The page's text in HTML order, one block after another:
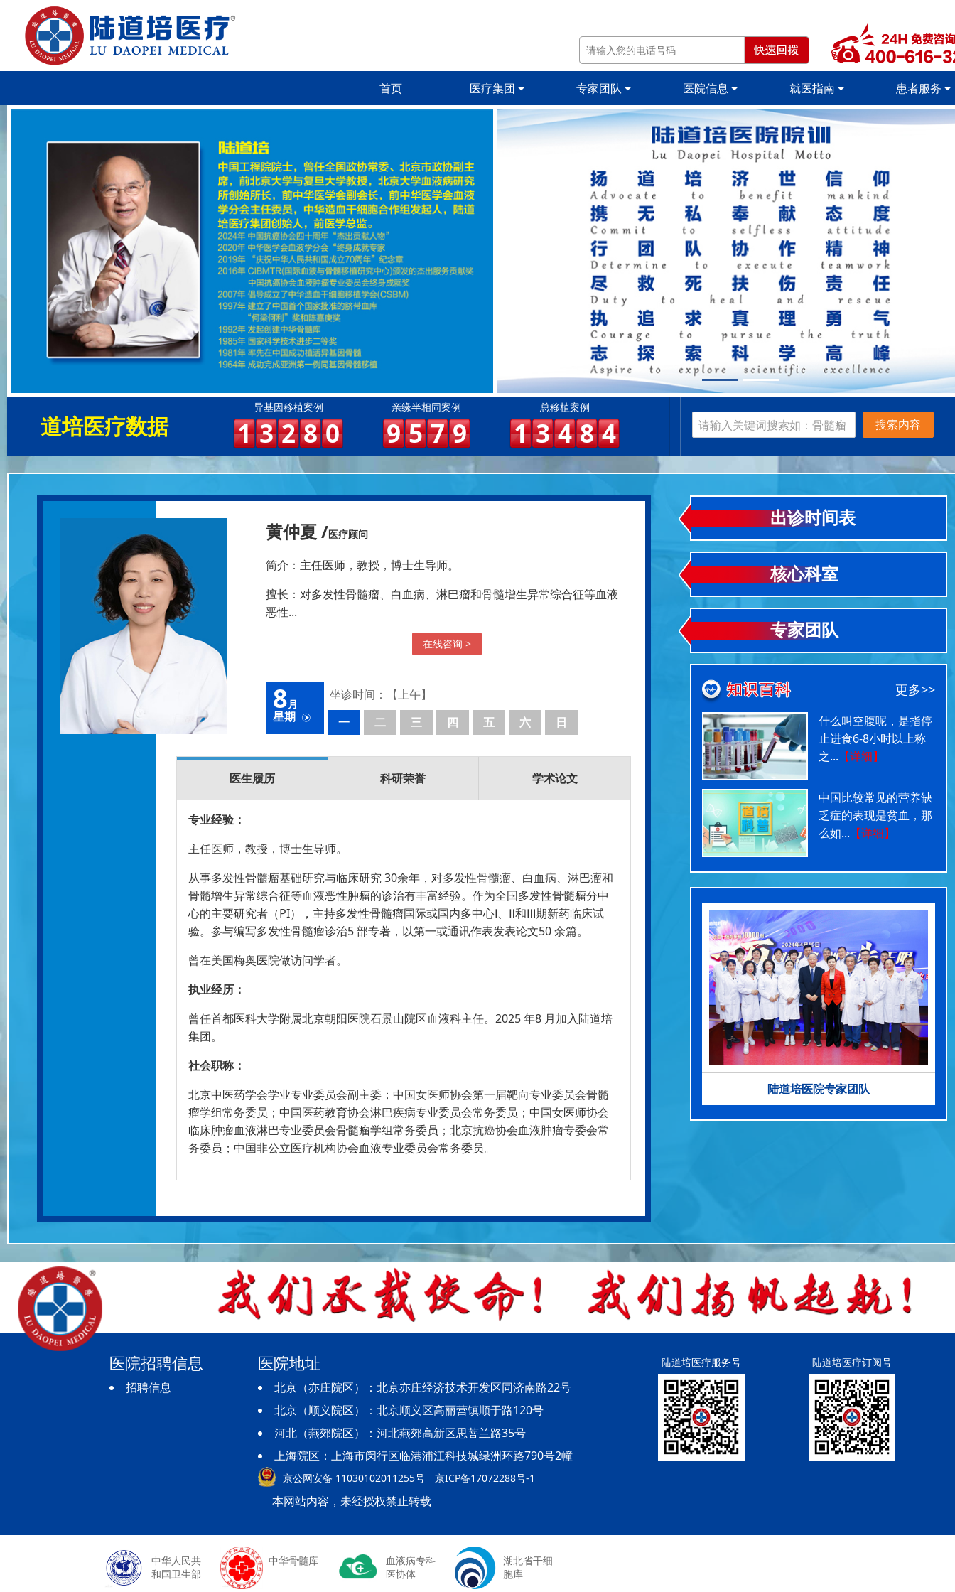
首页 医疗集团 专家团队 医院信息 就医指南 患者服务
道培医疗数据
异基因移植案例
1 3 2 8 0
亲缘半相同案例
9 5 7 9
总移植案例
1 3 4 8 4 搜索内容
黄仲夏 /医疗顾问
简介： 主任医师，教授，博士生导师。
擅长： 对多发性骨髓瘤、白血病、淋巴瘤和骨髓增生异常综合征等血液
恶性...
在线咨询 >
8月
星期 一 二 三 四 五 六 日
坐诊时间：【上午】
医生履历 科研荣誉 学术论文
专业经验：
主任医师，教授，博士生导师。
从事多发性骨髓瘤基础研究与临床研究 30余年，对多发性骨髓瘤、白血病、淋巴瘤和
骨髓增生异常综合征等血液恶性肿瘤的诊治有丰富经验。作为全国多发性骨髓瘤分中
心的主要研究者（PI），主持多发性骨髓瘤国际或国内多中心Ⅰ、Ⅱ和Ⅲ期新药临床试
验。参与编写多发性骨髓瘤诊治5 部专著，以第一或通讯作表发表论文50 余篇。
曾在美国梅奥医院做访问学者。
执业经历：
曾任首都医科大学附属北京朝阳医院石景山院区血液科主任。2025 年8 月加入陆道培
集团。
社会职称：
北京中医药学会学业专业委员会副主委；中国女医师协会第一届靶向专业委员会骨髓
瘤学组常务委员；中国医药教育协会淋巴疾病专业委员会常务委员；中国女医师协会
临床肿瘤血液淋巴专业委员会骨髓瘤学组常务委员；北京抗癌协会血液肿瘤专委会常
务委员；中国非公立医疗机构协会血液专业委员会常务委员。
出诊时间表
核心科室
专家团队
更多>>
什么叫空腹呢，是指停
止进食6-8小时以上称
之... 【详细】
中国比较常见的营养缺
乏症的表现是贫血，那
么如... 【详细】
陆道培医院专家团队
医院招聘信息
招聘信息
医院地址
北京（亦庄院区）：北京亦庄经济技术开发区同济南路22号
北京（顺义院区）：北京顺义区高丽营镇顺于路120号
河北（燕郊院区）：河北燕郊高新区思菩兰路35号
上海院区：上海市闵行区临港浦江科技城绿洲环路790号2幢
京公网安备 11030102011255号 京ICP备17072288号-1
本网站内容，未经授权禁止转载
陆道培医疗服务号 陆道培医疗订阅号
中华人民共
和国卫生部
中华骨髓库
血液病专科
医协体
湖北省干细
胞库